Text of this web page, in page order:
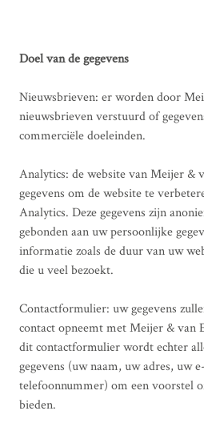
Doel van de gegevens
Nieuwsbrieven: er worden door
nieuwsbrieven verstuurd of
commerciële doeleinden.
Analytics: de website van Meijer &
gegevens om de website te
Analytics. Deze gegevens zijn
gebonden aan uw persoonlijke
informatie zoals de duur van uw
die u veel bezoekt.
Contactformulier: uw gegevens
contact opneemt met Meijer & van
dit contactformulier wordt echter
gegevens (uw naam, uw adres, uw
telefoonnummer) om een voorstel
bieden.